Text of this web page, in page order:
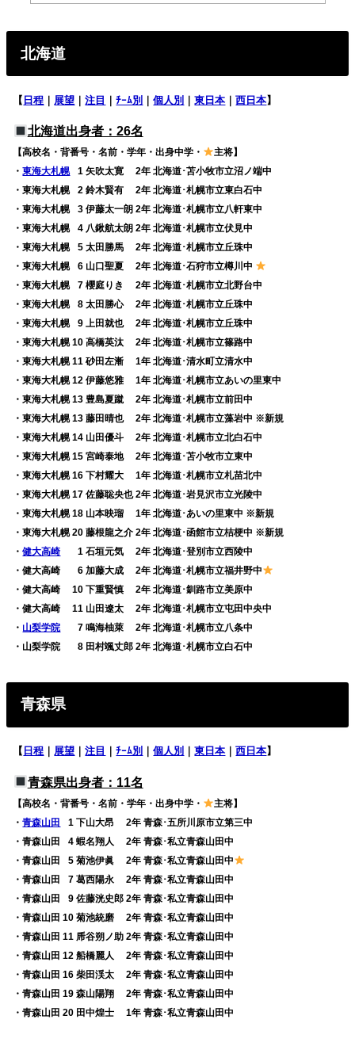
北海道
【 日程 ｜ 展望 ｜注目 ｜ﾁｰﾑ別 ｜個人別 ｜東日本 ｜西日本】
北海道出身者：26名
【高校名・背番号・名前・学年・出身中学・
主将】
・東海大札幌 01 矢吹太寛 2年 北海道･苫小牧市立沼ノ端中
・東海大札幌
02 鈴木賢有 2年 北海道･札幌市立東白石中
・東海大札幌
03 伊藤太一朗 2年 北海道･札幌市立八軒東中
・東海大札幌
04 八鍬航太朗 2年 北海道･札幌市立伏見中
・東海大札幌
05 太田勝馬 2年 北海道･札幌市立丘珠中
・東海大札幌
06 山口聖夏 2年 北海道･石狩市立樽川中
・東海大札幌
07 櫻庭りき 2年 北海道･札幌市立北野台中
・東海大札幌
08 太田勝心 2年 北海道･札幌市立丘珠中
・東海大札幌
09 上田就也 2年 北海道･札幌市立丘珠中
・東海大札幌 10 高橋英汰 2年 北海道･札幌市立篠路中
・東海大札幌 11 砂田左漸 1年 北海道･清水町立清水中
・東海大札幌 12 伊藤悠雅 1年 北海道･札幌市立あいの里東中
・東海大札幌 13 豊島夏蹴 2年 北海道･札幌市立前田中
・東海大札幌 13 藤田晴也 2年 北海道･札幌市立藻岩中 ※新規
・東海大札幌 14 山田優斗 2年 北海道･札幌市立北白石中
・東海大札幌 15 宮崎泰地 2年 北海道･苫小牧市立東中
・東海大札幌 16 下村耀大 1年 北海道･札幌市立札苗北中
・東海大札幌 17 佐藤聡央也 2年 北海道･岩見沢市立光陵中
・東海大札幌 18 山本映瑠 1年 北海道･あいの里東中 ※新規
・東海大札幌 20 藤根龍之介 2年 北海道･函館市立桔梗中 ※新規
・健大高崎 01 石垣元気 2年 北海道･登別市立西陵中
・健大高崎
06 加藤大成 2年 北海道･札幌市立福井野中
・健大高崎 10 下重賢慎 2年 北海道･釧路市立美原中
・健大高崎 11 山田遼太 2年 北海道･札幌市立屯田中央中
・ 山梨学院 07 鳴海柚萊 2年 北海道･札幌市立八条中
・山梨学院
08 田村颯丈郎 2年 北海道･札幌市立白石中
青森県
【 日程 展望 ｜注目 ｜ﾁｰﾑ別 ｜個人別 ｜東日本 ｜西日本】
青森県出身者：11名
【高校名・背番号・名前・学年・出身中学・
主将】
・青森山田 01 下山大昂 2年 青森･五所川原市立第三中
・青森山田
04 蝦名翔人 2年 青森･私立青森山田中
・青森山田
05 菊池伊眞 2年 青森･私立青森山田中
・青森山田
07 葛西陽永 2年 青森･私立青森山田中
・青森山田
09 佐藤洸史郎 2年 青森･私立青森山田中
・青森山田 10 菊池統磨 2年 青森･私立青森山田中
・青森山田 11 乕谷朔ノ助 2年 青森･私立青森山田中
・青森山田 12 船橋麗人 2年 青森･私立青森山田中
・青森山田 16 柴田渓太 2年 青森･私立青森山田中
・青森山田 19 森山陽翔 2年 青森･私立青森山田中
・青森山田 20 田中煌士 1年 青森･私立青森山田中